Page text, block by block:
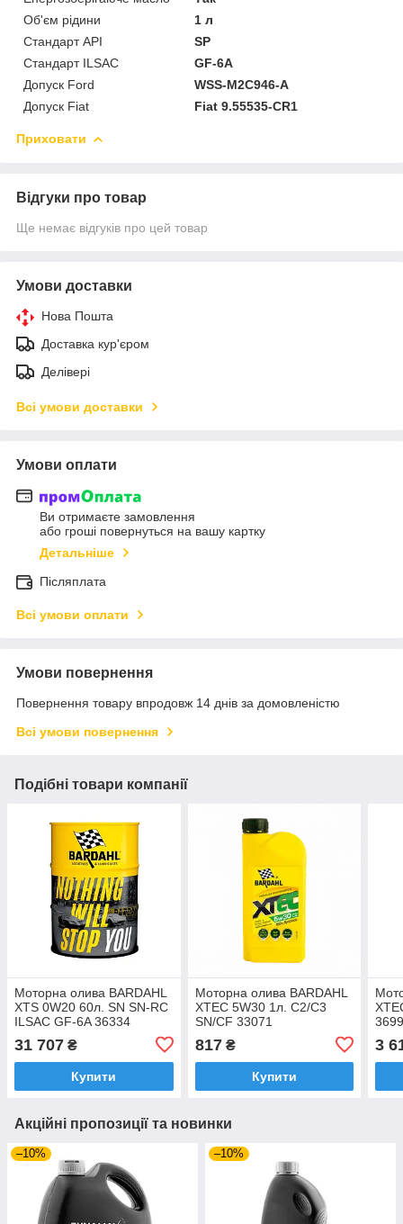
Об'єм рідини
1 л
Стандарт API
SP
Стандарт ILSAC
GF-6A
Допуск Ford
WSS-M2C946-A
Допуск Fiat
Fiat 9.55535-CR1
Приховати
Відгуки про товар
Ще немає відгуків про цей товар
Умови доставки
Нова Пошта
Доставка кур'єром
Делівері
Всі умови доставки
Умови оплати
Ви отримаєте замовлення
або гроші повернуться на вашу картку
Детальніше
Післяплата
Всі умови оплати
Умови повернення
Повернення товару впродовж 14 днів за домовленістю
Всі умови повернення
Подібні товари компанії
Моторна олива BARDAHL
XTS 0W20 60л. SN SN-RC
ILSAC GF-6A 36334
31 707 ₴
Купити
Моторна олива BARDAHL
XTEC 5W30 1л. C2/C3
SN/CF 33071
817₴
Купити
3
Акційні пропозиції та новинки
–10% –10%